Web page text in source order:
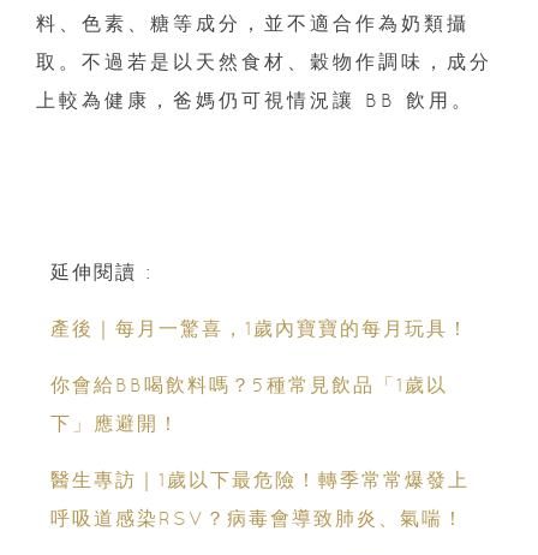
料、色素、糖等成分，並不適合作為奶類攝
取。不過若是以天然食材、穀物作調味，成分
上較為健康，爸媽仍可視情況讓 BB 飲用。
延伸閱讀 :
產後｜每月一驚喜，1歲內寶寶的每月玩具！
你會給BB喝飲料嗎？5種常見飲品「1歲以
下」應避開！
醫生專訪｜1歲以下最危險！轉季常常爆發上
呼吸道感染RSV？病毒會導致肺炎、氣喘！